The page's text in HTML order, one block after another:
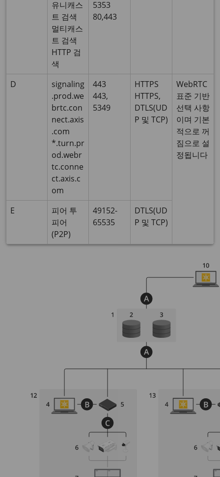
유니캐스
트 검색
멀티캐스
트 검색
HTTP 검
색
5353
80,443
D
signaling
.prod.we
brtc.con
nect.axis
.com
*.turn.pr
od.webr
tc.conne
ct.axis.c
om
443
443,
5349
HTTPS
HTTPS,
DTLS(UD
P 및 TCP)
WebRTC
표준 기반
선택 사항
이며 기본
적으로 꺼
짐으로 설
정됩니다
E
피어 투
피어
(P2P)
49152-
65535
DTLS(UD
P 및 TCP)